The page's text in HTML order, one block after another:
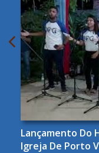
Lançamento Do
Igreja De Porto